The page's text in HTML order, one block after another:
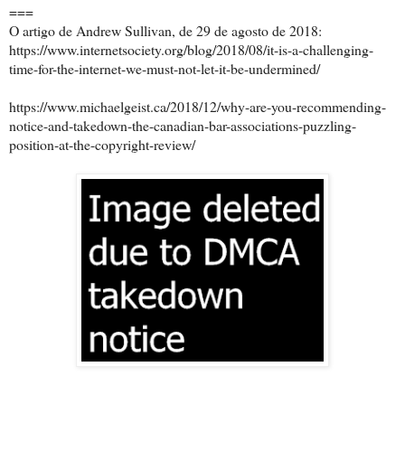
===
O artigo de Andrew Sullivan, de 29 de agosto de 2018:
https://www.internetsociety.org/blog/2018/08/it-is-a-challenging-
time-for-the-internet-we-must-not-let-it-be-undermined/
https://www.michaelgeist.ca/2018/12/why-are-you-recommending-
notice-and-takedown-the-canadian-bar-associations-puzzling-
position-at-the-copyright-review/